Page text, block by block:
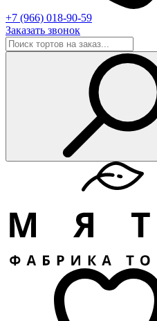
+7 (966) 018-90-59
Заказать звонок